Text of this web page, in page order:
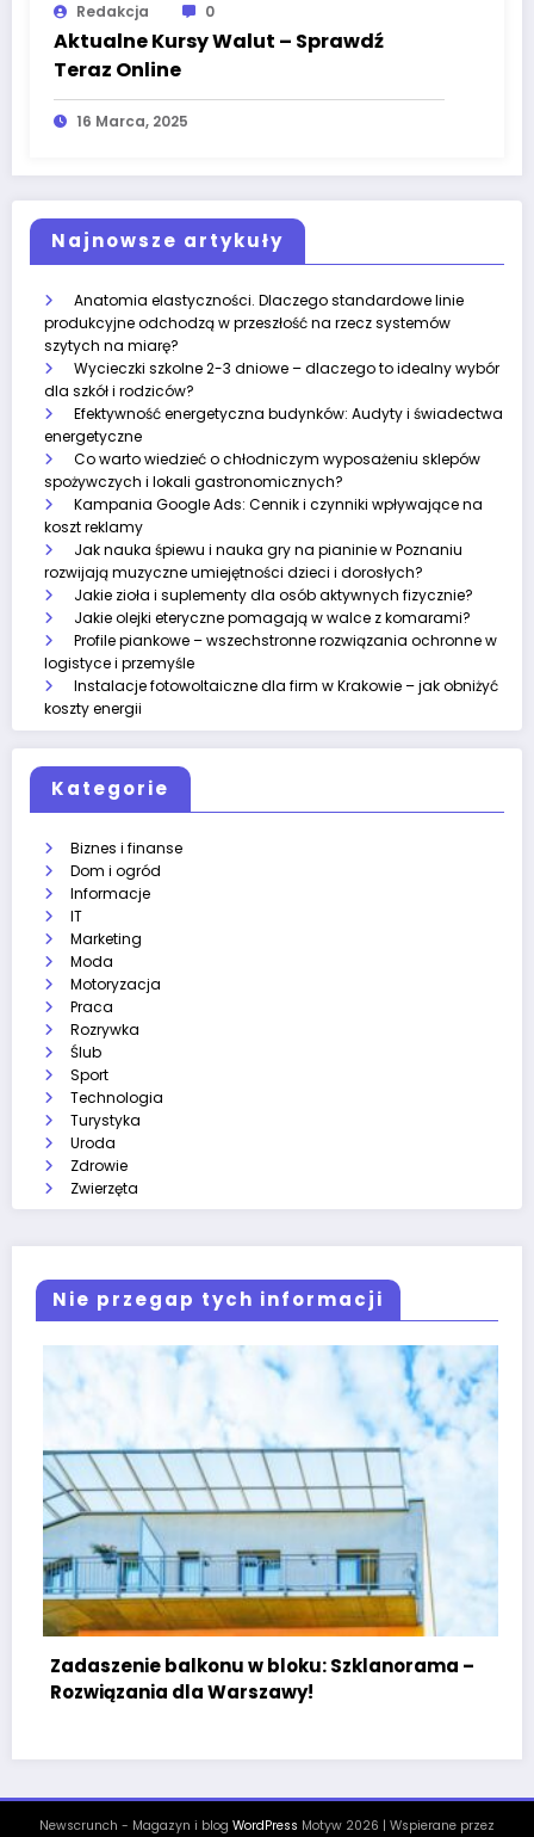
Redakcja 0
Aktualne Kursy Walut – Sprawdź
Teraz Online
16 Marca, 2025
Najnowsze artykuły
Anatomia elastyczności. Dlaczego standardowe linie
produkcyjne odchodzą w przeszłość na rzecz systemów
szytych na miarę?
Wycieczki szkolne 2-3 dniowe – dlaczego to idealny wybór
dla szkół i rodziców?
Efektywność energetyczna budynków: Audyty i świadectwa
energetyczne
Co warto wiedzieć o chłodniczym wyposażeniu sklepów
spożywczych i lokali gastronomicznych?
Kampania Google Ads: Cennik i czynniki wpływające na
koszt reklamy
Jak nauka śpiewu i nauka gry na pianinie w Poznaniu
rozwijają muzyczne umiejętności dzieci i dorosłych?
Jakie zioła i suplementy dla osób aktywnych fizycznie?
Jakie olejki eteryczne pomagają w walce z komarami?
Profile piankowe – wszechstronne rozwiązania ochronne w
logistyce i przemyśle
Instalacje fotowoltaiczne dla firm w Krakowie – jak obniżyć
koszty energii
Kategorie
Biznes i finanse
Dom i ogród
Informacje
IT
Marketing
Moda
Motoryzacja
Praca
Rozrywka
Ślub
Sport
Technologia
Turystyka
Uroda
Zdrowie
Zwierzęta
Nie przegap tych informacji
Związki mikoryzowe w ogrodach miejskich – jak
wspierać zieleń w miastach?
Newscrunch - Magazyn i blogWordPressMotyw 2026 | Wspierane przez
SpiceThemes